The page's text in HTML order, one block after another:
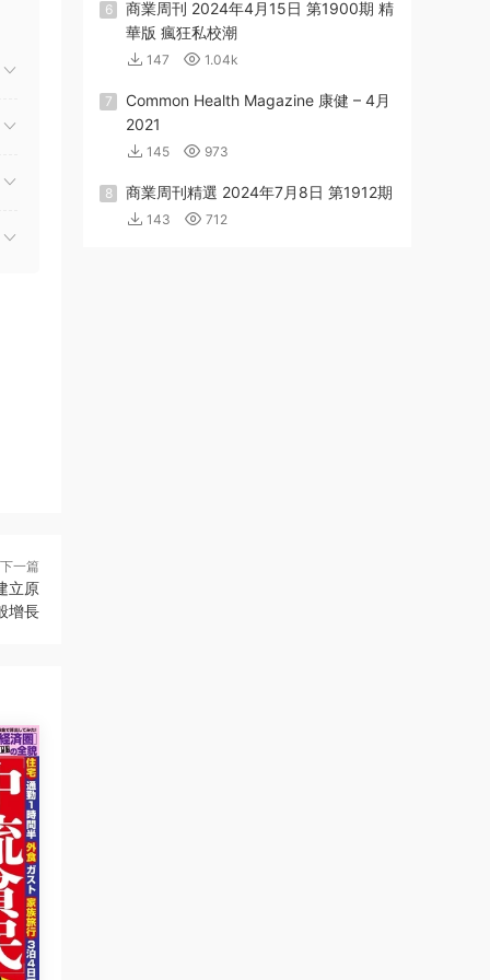
下一篇
立原
增長
6
商業周刊 2024年4月15日 第1900期 精
華版 瘋狂私校潮
147 1.04k
7
Common Health Magazine 康健 – 4月
2021
145 973
8 商業周刊精選 2024年7月8日 第1912期
143 712